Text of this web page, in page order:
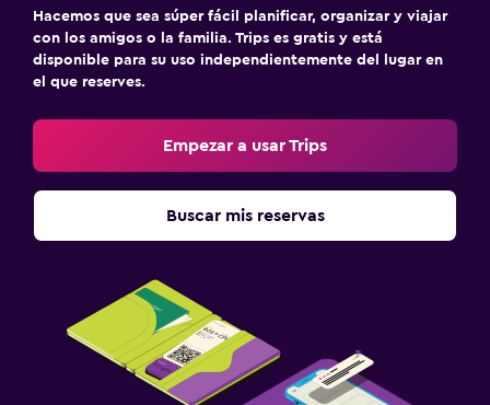
Hacemos que sea súper fácil planificar, organizar y viajar
con los amigos o la familia. Trips es gratis y está
disponible para su uso independientemente del lugar en
el que reserves.
Empezar a usar Trips
Buscar mis reservas